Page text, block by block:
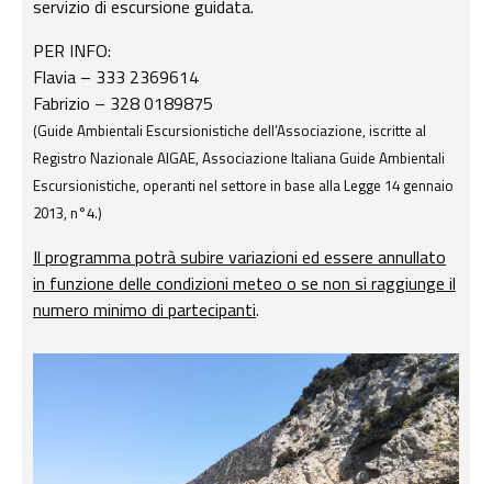
servizio di escursione guidata.
PER INFO:
Flavia – 333 2369614
Fabrizio – 328 0189875
(Guide Ambientali Escursionistiche dell’Associazione, iscritte al
Registro Nazionale AIGAE, Associazione Italiana Guide Ambientali
Escursionistiche, operanti nel settore in base alla Legge 14 gennaio
2013, n°4.)
Il programma potrà subire variazioni ed essere annullato
in funzione delle condizioni meteo o se non si raggiunge il
numero minimo di partecipanti.